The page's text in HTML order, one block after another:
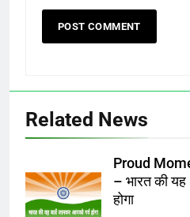
Related News
Proud
– भारत की
होगा